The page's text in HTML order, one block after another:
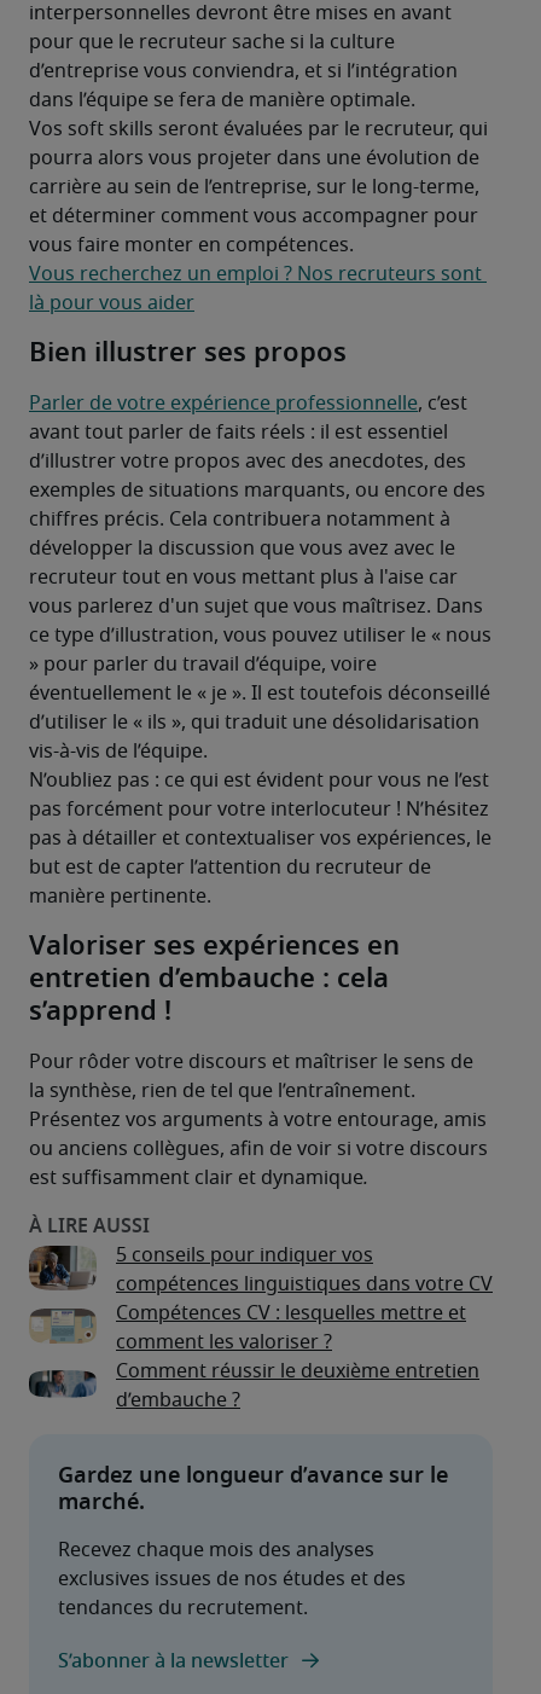
interpersonnelles devront être mises en avant
pour que le recruteur sache si la culture
d’entreprise vous conviendra, et si l’intégration
dans l’équipe se fera de manière optimale.
Vos soft skills seront évaluées par le recruteur, qui
pourra alors vous projeter dans une évolution de
carrière au sein de l’entreprise, sur le long-terme,
et déterminer comment vous accompagner pour
vous faire monter en compétences.
Vous recherchez un emploi ? Nos recruteurs sont
là pour vous aider
Bien illustrer ses propos
Parler de votre expérience professionnelle, c’est
avant tout parler de faits réels : il est essentiel
d’illustrer votre propos avec des anecdotes, des
exemples de situations marquants, ou encore des
chiffres précis. Cela contribuera notamment à
développer la discussion que vous avez avec le
recruteur tout en vous mettant plus à l'aise car
vous parlerez d'un sujet que vous maîtrisez. Dans
ce type d’illustration, vous pouvez utiliser le « nous
» pour parler du travail d’équipe, voire
éventuellement le « je ». Il est toutefois déconseillé
d’utiliser le « ils », qui traduit une désolidarisation
vis-à-vis de l’équipe.
N’oubliez pas : ce qui est évident pour vous ne l’est
pas forcément pour votre interlocuteur ! N’hésitez
pas à détailler et contextualiser vos expériences, le
but est de capter l’attention du recruteur de
manière pertinente.
Valoriser ses expériences en
entretien d’embauche : cela
s’apprend !
Pour rôder votre discours et maîtriser le sens de
la synthèse, rien de tel que l’entraînement.
Présentez vos arguments à votre entourage, amis
ou anciens collègues, afin de voir si votre discours
est suffisamment clair et dynamique.
5 conseils pour indiquer vos
compétences linguistiques dans votre CV
Compétences CV : lesquelles mettre et
comment les valoriser ?
Comment réussir le deuxième entretien
d’embauche ?